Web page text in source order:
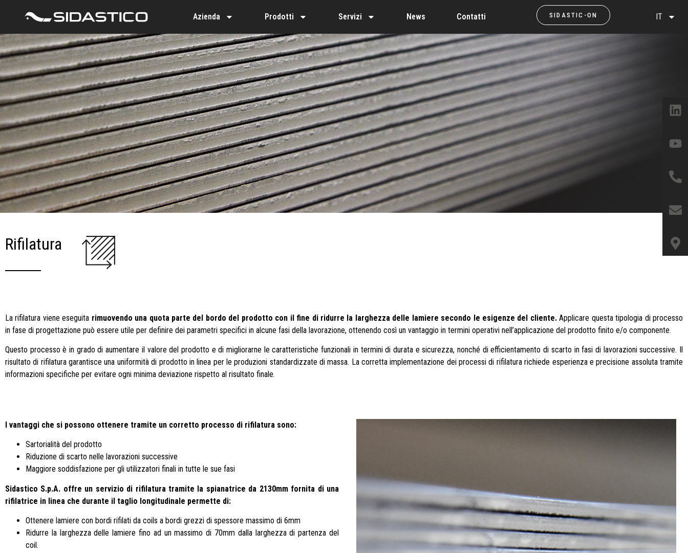
Azienda Prodotti Servizi News Contatti SIDASTIC-ON IT
Rifilatura
La rifilatura viene eseguita rimuovendo una quota parte del bordo del prodotto con il fine di ridurre la larghezza delle lamiere secondo le esigenze del cliente.Applicare questa tipologia di processo
in fase di progettazione può essere utile per definire dei parametri specifici in alcune fasi della lavorazione, ottenendo così un vantaggio in termini operativi nell’applicazione del prodotto finito e/o componente.
Questo processo è in grado di aumentare il valore del prodotto e di migliorarne le caratteristiche funzionali in termini di durata e sicurezza, nonché di efficientamento di scarto in fasi di lavorazioni successive. Il
risultato di rifilatura garantisce una uniformità di prodotto in linea per le produzioni standardizzate di massa. La corretta implementazione dei processi di rifilatura richiede esperienza e precisione assoluta tramite
informazioni specifiche per evitare ogni minima deviazione rispetto al risultato finale.
I vantaggi che si possono ottenere tramite un corretto processo di rifilatura sono:
Sartorialità del prodotto
Riduzione di scarto nelle lavorazioni successive
Maggiore soddisfazione per gli utilizzatori finali in tutte le sue fasi
Sidastico S.p.A. offre un servizio di rifilatura tramite la spianatrice da 2130mm fornita di una
rifilatrice in linea che durante il taglio longitudinale permette di:
Ottenere lamiere con bordi rifilati da coils a bordi grezzi di spessore massimo di 6mm
Ridurre la larghezza delle lamiere fino ad un massimo di 70mm dalla larghezza di partenza del
coil.